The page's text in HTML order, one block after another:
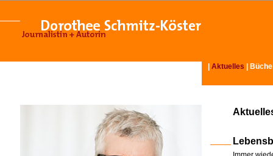
Aktuelles